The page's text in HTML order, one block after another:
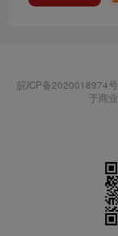
皖ICP备2020018974
于商